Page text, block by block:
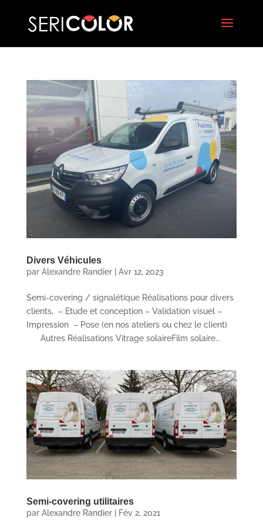
Divers Véhicules
par Alexandre Randier| Avr 12, 2023
Semi-covering / signalétique Réalisations pour divers
clients, – Etude et conception – Validation visuel –
Impression – Pose (en nos ateliers ou chez le client)
Autres Réalisations Vitrage solaireFilm solaire...
Semi-covering utilitaires
par Alexandre Randier| Fév 2, 2021